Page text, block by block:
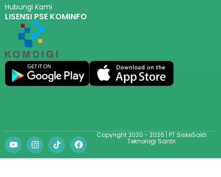
Hubungi Kami
LISENSI PSE KOMINFO
Copyright 2020 - 2026 | PT SiskeSakti
Teknologi Santri